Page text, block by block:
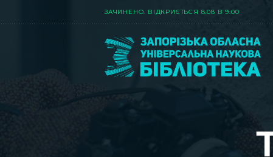
ЗАЧИНЕНО. ВIДКРИЄТЬСЯ 8.08 В 9:00